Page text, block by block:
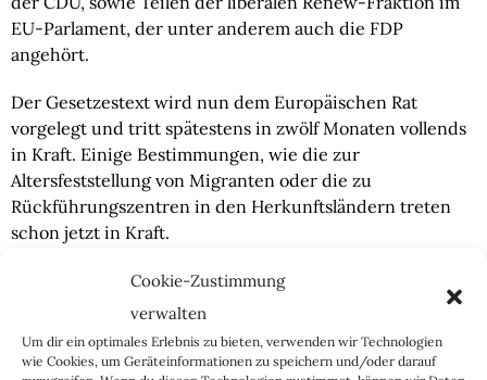
Cookie-Zustimmung
verwalten
Um dir ein optimales Erlebnis zu bieten, verwenden wir Technologien
wie Cookies, um Geräteinformationen zu speichern und/oder darauf
EU-Parlament, der unter anderem auch die FDP
angehört.
Der Gesetzestext wird nun dem Europäischen Rat
vorgelegt und tritt spätestens in zwölf Monaten vollends
in Kraft. Einige Bestimmungen, wie die zur
Altersfeststellung von Migranten oder die zu
Rückführungszentren in den Herkunftsländern treten
schon jetzt in Kraft.
Natürlich lässt sich nun einfach sagen, dass die gesamte
Rückführungsverordnung zu wenig ist in Anbetracht der
Schäden, die die unkontrollierte Masseneinwanderung
nach Europa in den letzten elf Jahren bereits verursacht